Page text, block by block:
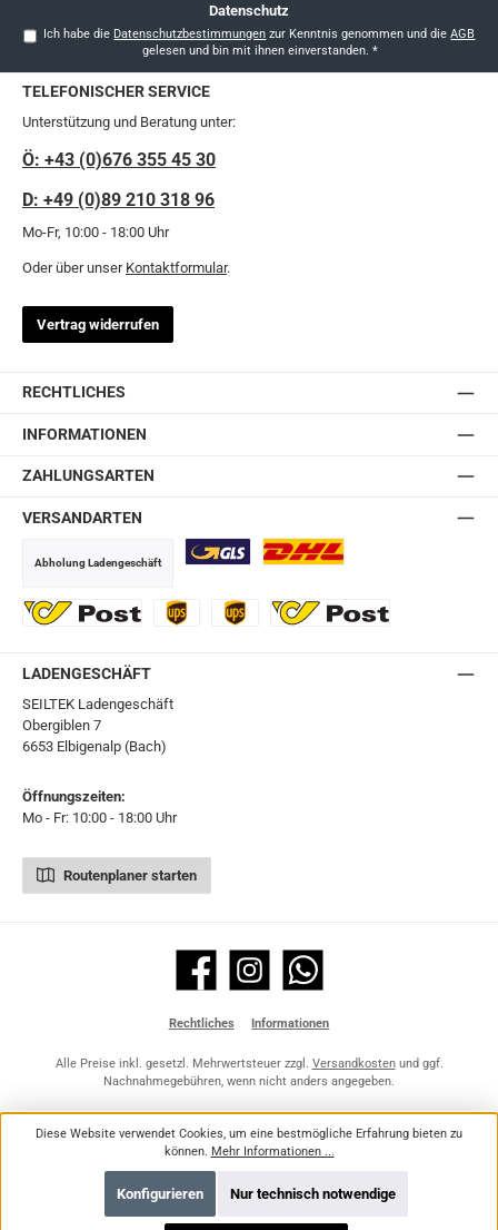
Datenschutz
Ich habe die Datenschutzbestimmungen zur Kenntnis genommen und dieAGB
gelesen und bin mit ihnen einverstanden. *
TELEFONISCHER SERVICE
Unterstützung und Beratung unter:
Ö: +43 (0)676 355 45 30
D: +49 (0)89 210 318 96
Mo-Fr, 10:00 - 18:00 Uhr
Oder über unser Kontaktformular.
Vertrag widerrufen
RECHTLICHES
INFORMATIONEN
ZAHLUNGSARTEN
VERSANDARTEN
Abholung Ladengeschäft
LADENGESCHÄFT
SEILTEK Ladengeschäft
Obergiblen 7
6653 Elbigenalp (Bach)
Öffnungszeiten:
Mo - Fr: 10:00 - 18:00 Uhr
Routenplaner starten
Facebook Instagram WhatsApp
Rechtliches Informationen
Alle Preise inkl. gesetzl. Mehrwertsteuer zzgl. Versandkostenund ggf.
Nachnahmegebühren, wenn nicht anders angegeben.
Diese Website verwendet Cookies, um eine bestmögliche Erfahrung bieten zu
können. Mehr Informationen ...
Nur technisch notwendige
Konfigurieren